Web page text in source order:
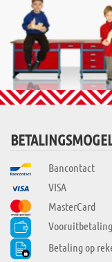
Bancontact
VISA
MasterCard
Betaling op